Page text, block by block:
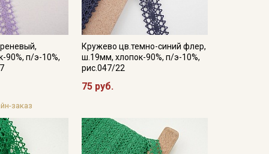
90%, п/э-10%,
заказ
Кружево цв.темно-синий флер,
ш.19мм, хлопок-90%, п/э-10%,
рис.047/22
75 руб.